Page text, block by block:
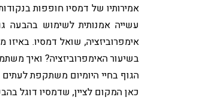
אמירותיו של דמסיו חופפות
עשייה אמנותית לשימוש בהבעה
אימפרוביזציה, שואל דמסיו.
בשיעור האימפרוביזציה? ואיך
הגוף בחיי היומיום משתקפת לעתים
כאן המקום לציין, שדמסיו דוגל